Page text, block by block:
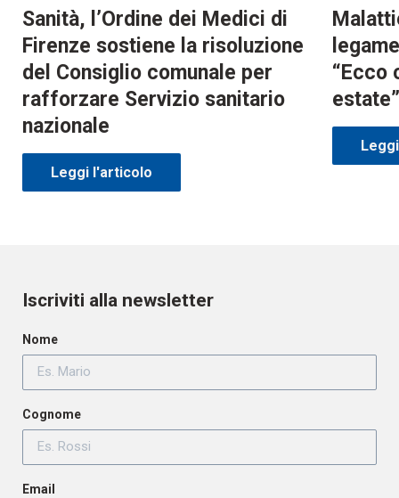
Sanità, l’Ordine dei Medici di
Firenze sostiene la risoluzione
del Consiglio comunale per
rafforzare Servizio sanitario
nazionale
Leggi l'articolo
“Ecco
estate”
Iscriviti alla newsletter
Nome
Cognome
Email